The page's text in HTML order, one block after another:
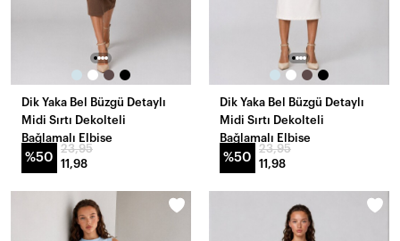
Dik Yaka Bel Büzgü Detaylı
Midi Sırtı Dekolteli
Bağlamalı Elbise
%50
23,95
11,98
Dik Yaka Bel Büzgü Detaylı
Midi Sırtı Dekolteli
Bağlamalı Elbise
%50
23,95
11,98